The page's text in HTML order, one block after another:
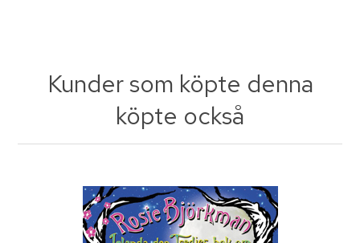
Kunder som köpte denna
köpte också